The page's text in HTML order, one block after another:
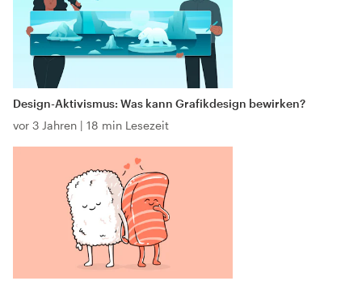
Design-Aktivismus: Was kann Grafikdesign bewirken?
vor 3 Jahren | 18 min Lesezeit